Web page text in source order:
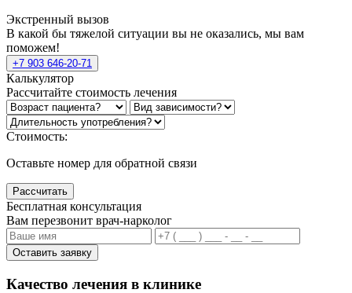
Экстренный вызов
В какой бы тяжелой ситуации вы не оказались, мы вам
поможем!
+7 903 646-20-71
Калькулятор
Рассчитайте стоимость лечения
Стоимость:
Оставьте номер для обратной связи
Рассчитать
Бесплатная консультация
Вам перезвонит врач-нарколог
Оставить заявку
Качество лечения в клинике